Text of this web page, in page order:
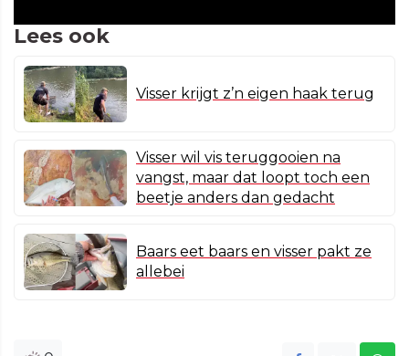
Lees ook
Visser krijgt z’n eigen haak terug
Visser wil vis teruggooien na
vangst, maar dat loopt toch een
beetje anders dan gedacht
Baars eet baars en visser pakt ze
allebei